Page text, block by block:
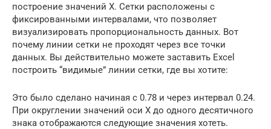
построение значений X. Сетки расположены с
фиксированными интервалами, что позволяет
визуализировать пропорциональность данных. Вот
почему линии сетки не проходят через все точки
данных. Вы действительно можете заставить Excel
построить “видимые” линии сетки, где вы хотите:
Это было сделано начиная с 0.78 и через интервал 0.24.
При округлении значений оси X до одного десятичного
знака отображаются следующие значения хотеть.